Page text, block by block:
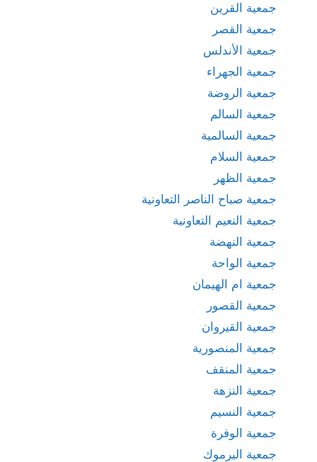
جمعية القرين
جمعية القصر
جمعية الأندلس
جمعية الجهراء
جمعية الروضة
جمعية السالم
جمعية السالمية
جمعية السلام
جمعية الظهر
جمعية صباح الناصر التعاونية
جمعية النعيم التعاونية
جمعية النهضة
جمعية الواحة
جمعية ام الهيمان
جمعية القصور
جمعية القيروان
جمعية المنصورية
جمعية المنقف
جمعية النزهة
جمعية النسيم
جمعية الوفرة
جمعية اليرموك